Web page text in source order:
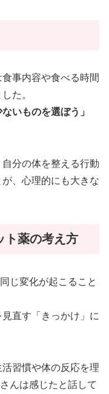
事内容や食べる時間
た。
いものを選ぼう」
分の体を整える行動
、心理的にも大きな
ト薬の考え方
じ変化が起こること
直す「きっかけ」に
習慣や体の反応を理
んは感じたと話して